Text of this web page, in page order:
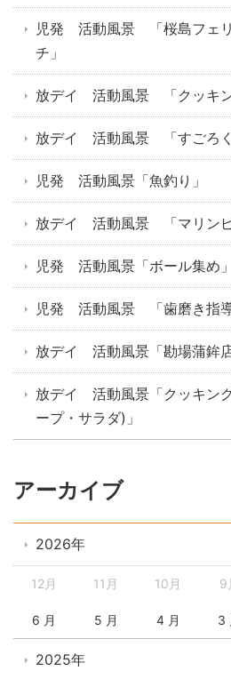
児発 活動風景 「桜島フェ
チ」
放デイ 活動風景 「クッキン
放デイ 活動風景 「すごろく
児発 活動風景「魚釣り」
放デイ 活動風景 「マリンピ
児発 活動風景「ボール集め」
児発 活動風景 「歯磨き指導
放デイ 活動風景「勘場蒲鉾店
放デイ 活動風景「クッキン
ープ・サラダ)」
アーカイブ
2026年
12月 11月 10月 9
6 月 5 月 4 月 3
2025年